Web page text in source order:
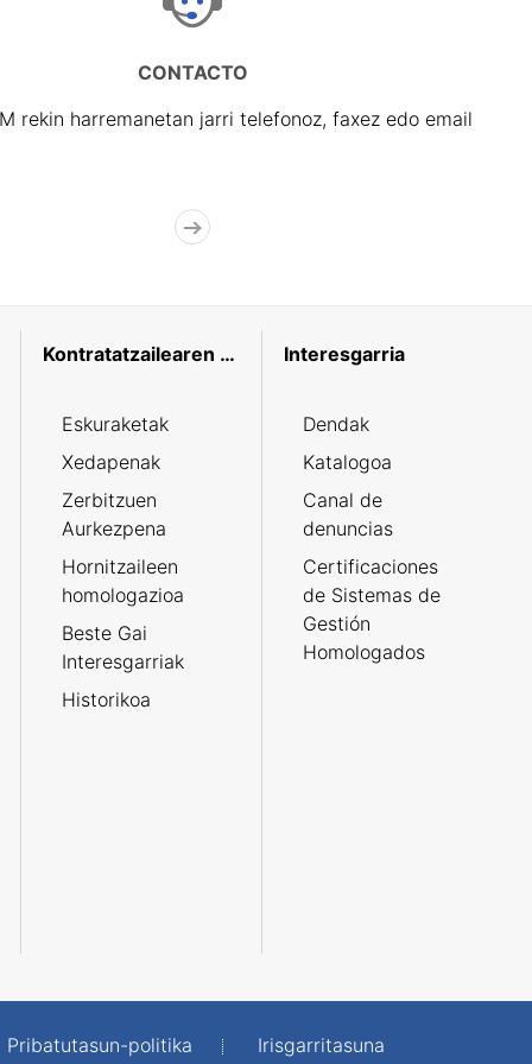
CONTACTO
rekin harremanetan jarri telefonoz, faxez edo email
Kontratatzailearen profila
Eskuraketak
Xedapenak
Zerbitzuen
Aurkezpena
Hornitzaileen
homologazioa
Beste Gai
Interesgarriak
Historikoa
Interesgarria
Dendak
Katalogoa
Canal de
denuncias
Certificaciones
de Sistemas de
Gestión
Homologados
Pribatutasun-politika Irisgarritasuna